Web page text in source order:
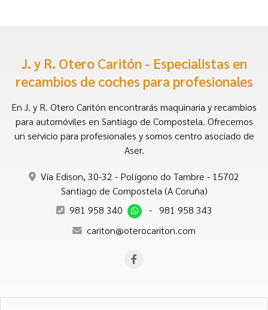
J. y R. Otero Caritón - Especialistas en
recambios de coches para profesionales
En J. y R. Otero Caritón encontrarás maquinaria y recambios
para automóviles en Santiago de Compostela. Ofrecemos
un servicio para profesionales y somos centro asociado de
Aser.
Vía Edison, 30-32 - Polígono do Tambre - 15702
Santiago de Compostela (A Coruña)
981 958 340
- 981 958 343
cariton@oterocariton.com